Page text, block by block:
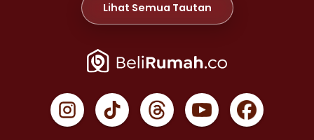
Properti Dijual di Meruya >
Properti Dijual di Jelambar >
Properti Dijual di Jakarta Pusat >
Properti Dijual di Gambir >
Properti Dijual di Johar Baru >
Lihat Semua Tautan